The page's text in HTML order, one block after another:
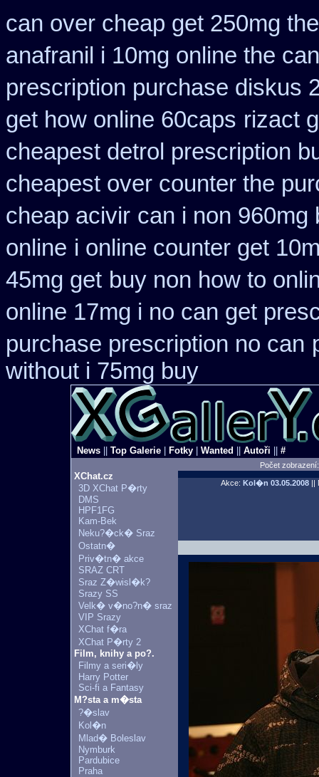
can over cheap get 250mg
anafranil i 10mg online the
prescription purchase diskus
get how online 60caps rizact
cheapest detrol prescription
cheapest over counter the
cheap acivir can i non 960mg
online i online counter get
45mg get buy non how to
online 17mg i no can get
purchase prescription no can
without i 75mg buy
News Top Galerie Fotky Wanted Autoři #
Počet
XChat.cz
3D XChat P�rty
DMS
HPF1FG
Kam-Bek
Neku?�ck� Sraz
Ostatn�
Priv�tn� akce
SRAZ CRT
Sraz Z�wisl�k?
Srazy SS
Velk� v�no?n� sraz
VIP Srazy
XChat f�ra
XChat P�rty 2
Film, knihy a po?.
Filmy a seri�ly
Harry Potter
Sci-fi a Fantasy
M?sta a m�sta
?�slav
Kol�n
Mlad� Boleslav
Nymburk
Pardubice
Praha
Akce: Kol�n 03.05.2008 ||